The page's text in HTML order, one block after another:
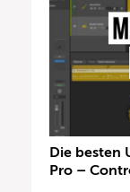
Die besten
Pro –